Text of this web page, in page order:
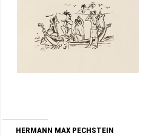
HERMANN MAX PECHSTEIN